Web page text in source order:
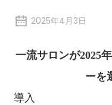
2025年4月3日
一流サロンが2025
ーを
導入